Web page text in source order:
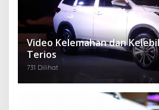
Video Kelemahan dan
Terios
731 Dilihat